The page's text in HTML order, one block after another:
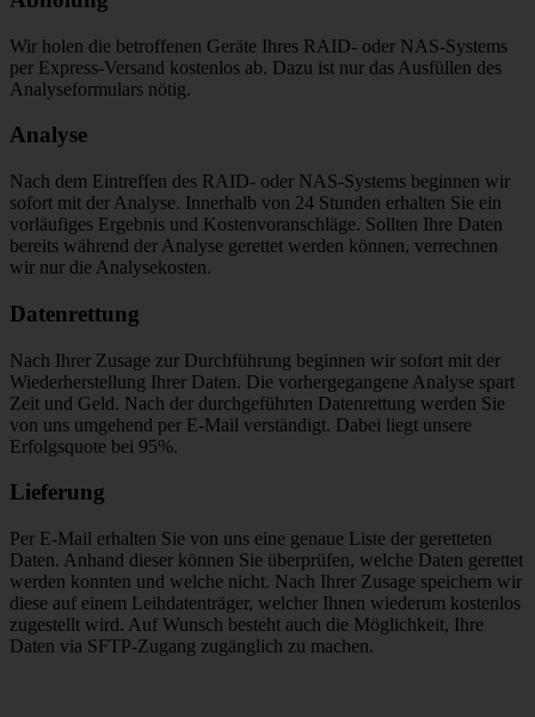
Wir holen die betroffenen Geräte Ihres RAID- oder NAS-Systems
per Express-Versand kostenlos ab. Dazu ist nur das Ausfüllen des
Analyseformulars nötig.
Analyse
Nach dem Eintreffen des RAID- oder NAS-Systems beginnen wir
sofort mit der Analyse. Innerhalb von 24 Stunden erhalten Sie ein
vorläufiges Ergebnis und Kostenvoranschläge. Sollten Ihre Daten
bereits während der Analyse gerettet werden können, verrechnen
wir nur die Analysekosten.
Datenrettung
Nach Ihrer Zusage zur Durchführung beginnen wir sofort mit der
Wiederherstellung Ihrer Daten. Die vorhergegangene Analyse spart
Zeit und Geld. Nach der durchgeführten Datenrettung werden Sie
von uns umgehend per E-Mail verständigt. Dabei liegt unsere
Erfolgsquote bei 95%.
Lieferung
Per E-Mail erhalten Sie von uns eine genaue Liste der geretteten
Daten. Anhand dieser können Sie überprüfen, welche Daten gerettet
werden konnten und welche nicht. Nach Ihrer Zusage speichern wir
diese auf einem Leihdatenträger, welcher Ihnen wiederum kostenlos
zugestellt wird. Auf Wunsch besteht auch die Möglichkeit, Ihre
Daten via SFTP-Zugang zugänglich zu machen.